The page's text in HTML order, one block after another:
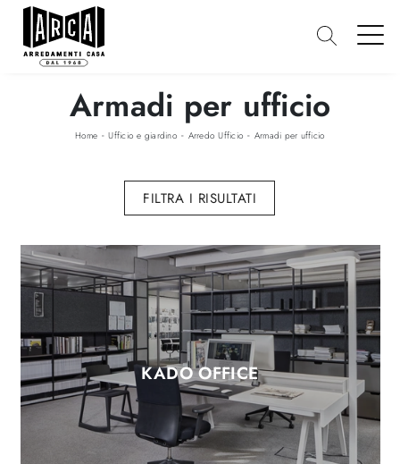
Armadi per ufficio
Home -Ufficio e giardino - Arredo Ufficio - Armadi per ufficio
FILTRA I RISULTATI
KADO OFFICE